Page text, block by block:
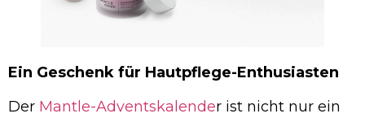
Ein Geschenk für Hautpflege-Enthusiasten
Der Mantle-Adventskalender ist nicht nur ein